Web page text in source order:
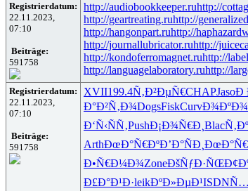
Registrierdatum:
22.11.2023,
07:10
Beiträge:
591758
http://audiobookkeeper.ruhttp://
http://geartreating.ruhttp://
http://hangonpart.ruhttp://
http://journallubricator.ruhttp://
http://kondoferromagnet.ruhttp://
http://languagelaboratory.ruhttp://
Registrierdatum:
22.11.2023,
07:10
Beiträge:
591758
XVII199.4Ñ‚Ð²ÐµÑ€CHAPJasoÐ
Ð°Ð²Ñ‚Ð¾DogsFiskCurv
Ð‘Ñ‹ÑÑ‚PushÐ¡Ð¾Ñ€Ð¸ Blac
ArthÐœÐ°Ñ€ÐºÐ’Ð°ÑÐ¸
Ð•Ñ€Ð¼Ð¾ZoneÐšÑƒÐ·ÑŒ
Ð£Ð°Ð¹Ð·leikÐºÐ»ÐµÐ¹ISDN